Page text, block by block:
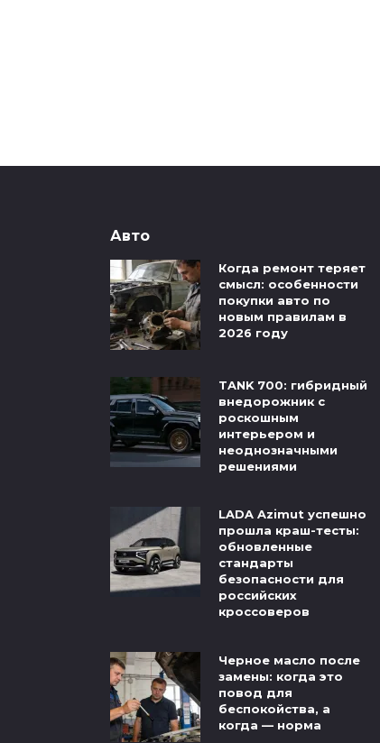
Авто
Когда ремонт теряет
смысл: особенности
покупки авто по
новым правилам в
2026 году
TANK 700: гибридный
внедорожник с
роскошным
интерьером и
неоднозначными
решениями
LADA Azimut успешно
прошла краш-тесты:
обновленные
стандарты
безопасности для
российских
кроссоверов
Черное масло после
замены: когда это
повод для
беспокойства, а
когда — норма